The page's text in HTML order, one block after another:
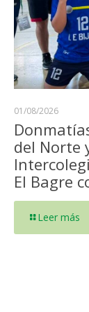
01/08/2026
del Norte
El Bagre
Leer más